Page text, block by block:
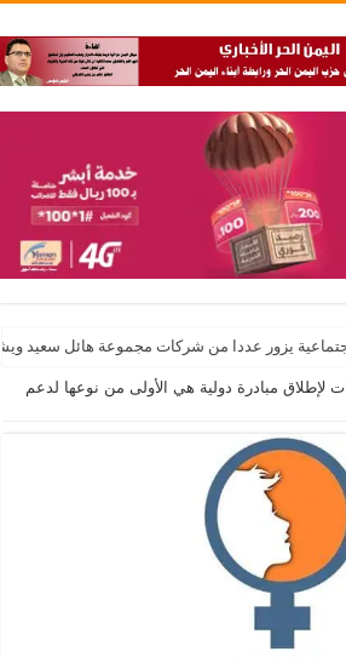
يزور عددا من شركات مجموعة هائل سعيد
لإطلاق مبادرة دولية هي الأولى من نوعها لدعم